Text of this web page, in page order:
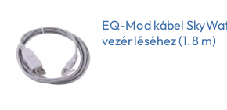
EQ-Mod kábel
vezérléséhez (1.8 m)